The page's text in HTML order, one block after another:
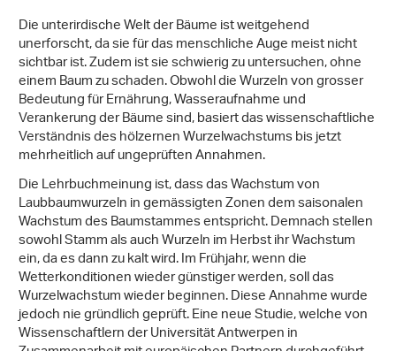
Die unterirdische Welt der Bäume ist weitgehend
unerforscht, da sie für das menschliche Auge meist nicht
sichtbar ist. Zudem ist sie schwierig zu untersuchen, ohne
einem Baum zu schaden. Obwohl die Wurzeln von grosser
Bedeutung für Ernährung, Wasseraufnahme und
Verankerung der Bäume sind, basiert das wissenschaftliche
Verständnis des hölzernen Wurzelwachstums bis jetzt
mehrheitlich auf ungeprüften Annahmen.
Die Lehrbuchmeinung ist, dass das Wachstum von
Laubbaumwurzeln in gemässigten Zonen dem saisonalen
Wachstum des Baumstammes entspricht. Demnach stellen
sowohl Stamm als auch Wurzeln im Herbst ihr Wachstum
ein, da es dann zu kalt wird. Im Frühjahr, wenn die
Wetterkonditionen wieder günstiger werden, soll das
Wurzelwachstum wieder beginnen. Diese Annahme wurde
jedoch nie gründlich geprüft. Eine neue Studie, welche von
Wissenschaftlern der Universität Antwerpen in